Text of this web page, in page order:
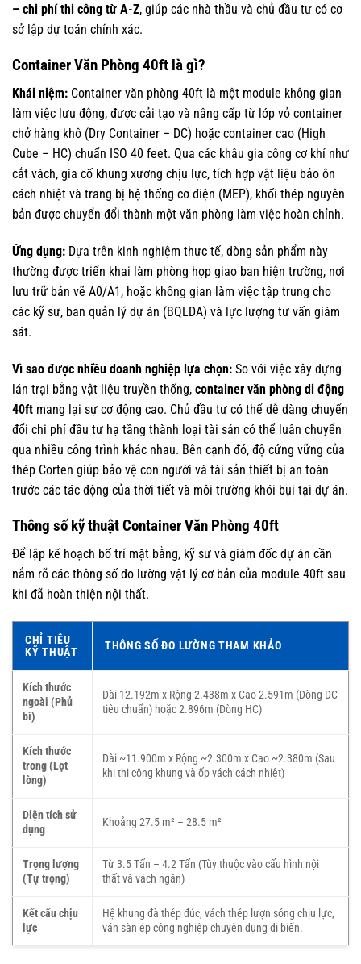
– chi phí thi công từ A-Z, giúp các nhà thầu và chủ đầu tư có cơ
sở lập dự toán chính xác.
Container Văn Phòng 40ft là gì?
Khái niệm: Container văn phòng 40ft là một module không gian
làm việc lưu động, được cải tạo và nâng cấp từ lớp vỏ container
chở hàng khô (Dry Container – DC) hoặc container cao (High
Cube – HC) chuẩn ISO 40 feet. Qua các khâu gia công cơ khí như
cắt vách, gia cố khung xương chịu lực, tích hợp vật liệu bảo ôn
cách nhiệt và trang bị hệ thống cơ điện (MEP), khối thép nguyên
bản được chuyển đổi thành một văn phòng làm việc hoàn chỉnh.
Ứng dụng: Dựa trên kinh nghiệm thực tế, dòng sản phẩm này
thường được triển khai làm phòng họp giao ban hiện trường, nơi
lưu trữ bản vẽ A0/A1, hoặc không gian làm việc tập trung cho
các kỹ sư, ban quản lý dự án (BQLDA) và lực lượng tư vấn giám
sát.
Vì sao được nhiều doanh nghiệp lựa chọn: So với việc xây dựng
lán trại bằng vật liệu truyền thống, container văn phòng di động
40ft mang lại sự cơ động cao. Chủ đầu tư có thể dễ dàng chuyển
đổi chi phí đầu tư hạ tầng thành loại tài sản có thể luân chuyển
qua nhiều công trình khác nhau. Bên cạnh đó, độ cứng vững của
thép Corten giúp bảo vệ con người và tài sản thiết bị an toàn
trước các tác động của thời tiết và môi trường khói bụi tại dự án.
Thông số kỹ thuật Container Văn Phòng 40ft
Để lập kế hoạch bố trí mặt bằng, kỹ sư và giám đốc dự án cần
nắm rõ các thông số đo lường vật lý cơ bản của module 40ft sau
khi đã hoàn thiện nội thất.
CHỈ TIÊU
KỸ THUẬT
THÔNG SỐ ĐO LƯỜNG THAM KHẢO
Kích thước
ngoài (Phủ
bì)
Dài 12.192m x Rộng 2.438m x Cao 2.591m (Dòng DC
tiêu chuẩn) hoặc 2.896m (Dòng HC)
Kích thước
trong (Lọt
lòng)
Dài ~11.900m x Rộng ~2.300m x Cao ~2.380m (Sau
khi thi công khung và ốp vách cách nhiệt)
Diện tích sử
dụng
Khoảng 27.5 m² – 28.5 m²
Trọng lượng
(Tự trọng)
Từ 3.5 Tấn – 4.2 Tấn (Tùy thuộc vào cấu hình nội
thất và vách ngăn)
Kết cấu chịu
lực
Hệ khung đà thép đúc, vách thép lượn sóng chịu lực,
ván sàn ép công nghiệp chuyên dụng đi biển.